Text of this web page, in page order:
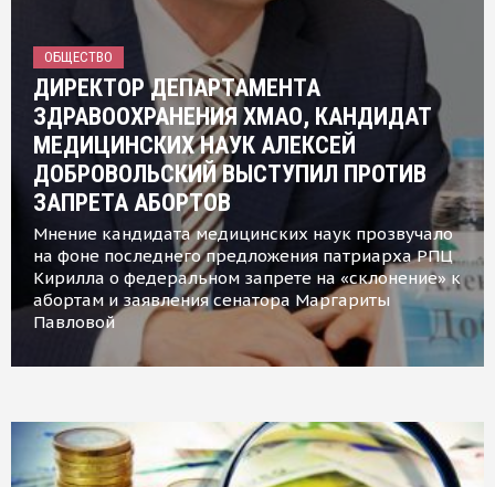
ОБЩЕСТВО
ДИРЕКТОР ДЕПАРТАМЕНТА
ЗДРАВООХРАНЕНИЯ ХМАО, КАНДИДАТ
МЕДИЦИНСКИХ НАУК АЛЕКСЕЙ
ДОБРОВОЛЬСКИЙ ВЫСТУПИЛ ПРОТИВ
ЗАПРЕТА АБОРТОВ
Мнение кандидата медицинских наук прозвучало
на фоне последнего предложения патриарха РПЦ
Кирилла о федеральном запрете на «склонение» к
абортам и заявления сенатора Маргариты
Павловой